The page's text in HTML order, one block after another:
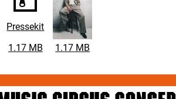
Pressekit
1.17 MB
1.17 MB